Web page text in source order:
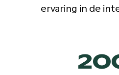
ervaring in de